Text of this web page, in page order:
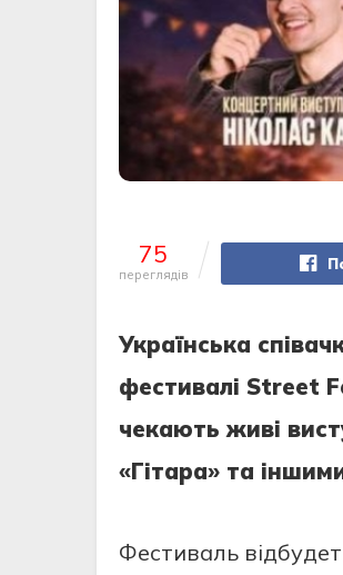
75
переглядів
Українська
фестивалі Street
чекають живі
«Гітара» та
Фестиваль